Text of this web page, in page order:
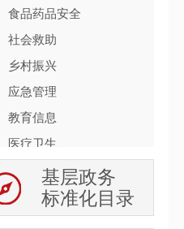
食品药品安全
社会救助
乡村振兴
应急管理
教育信息
医疗卫生
养老服务
农业供给侧改革
基层政务
标准化目录